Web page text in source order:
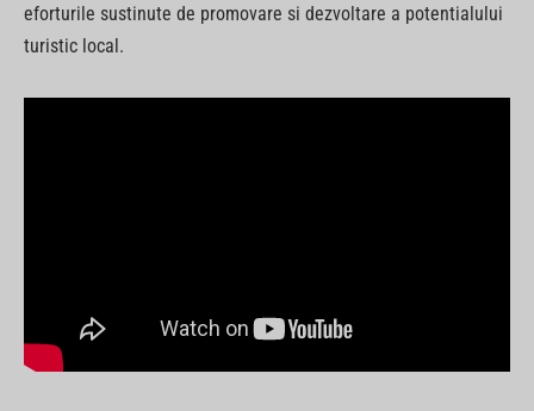
eforturile sustinute de promovare si dezvoltare a potentialului
turistic local.